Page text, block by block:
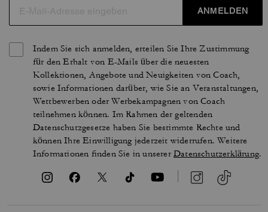
ANMELDEN
Indem Sie sich anmelden, erteilen Sie Ihre Zustimmung
für den Erhalt von E-Mails über die neuesten
Kollektionen, Angebote und Neuigkeiten von Coach,
sowie Informationen darüber, wie Sie an Veranstaltungen,
Wettbewerben oder Werbekampagnen von Coach
teilnehmen können. Im Rahmen der geltenden
Datenschutzgesetze haben Sie bestimmte Rechte und
können Ihre Einwilligung jederzeit widerrufen. Weitere
Informationen finden Sie in unsererDatenschutzerklärung.